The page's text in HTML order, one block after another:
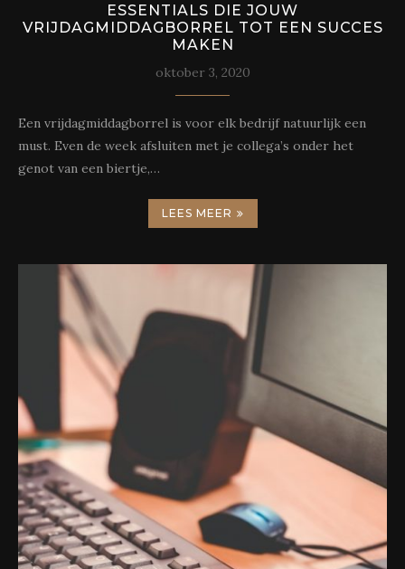
ESSENTIALS DIE JOUW
VRIJDAGMIDDAGBORREL TOT EEN SUCCES
MAKEN
oktober 3, 2020
Een vrijdagmiddagborrel is voor elk bedrijf natuurlijk een
must. Even de week afsluiten met je collega’s onder het
genot van een biertje,…
LEES MEER